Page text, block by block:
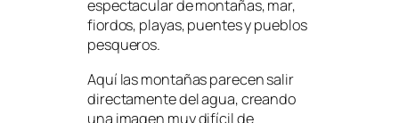
espectacular de montañas, mar,
fiordos, playas, puentes y pueblos
pesqueros.
Aquí las montañas parecen salir
directamente del agua, creando
una imagen muy difícil de